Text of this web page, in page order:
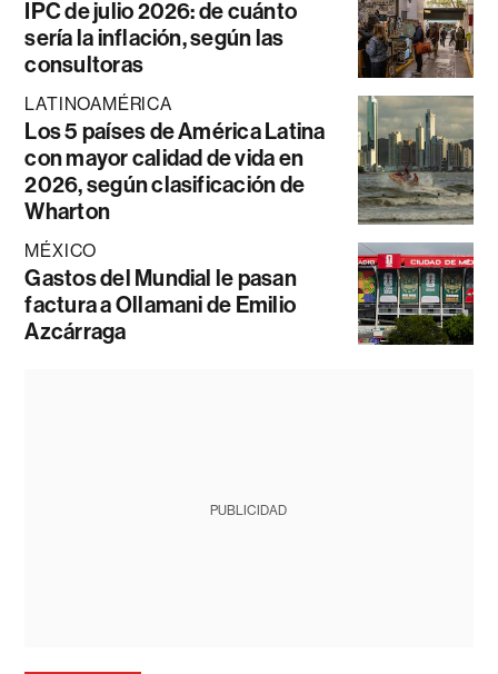
IPC de julio 2026: de cuánto
sería la inflación, según las
consultoras
LATINOAMÉRICA
Los 5 países de América Latina
con mayor calidad de vida en
2026, según clasificación de
Wharton
MÉXICO
Gastos del Mundial le pasan
factura a Ollamani de Emilio
Azcárraga
PUBLICIDAD